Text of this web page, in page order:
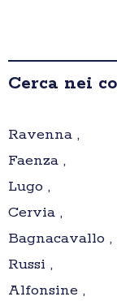
Cerca nei
Ravenna ,
Faenza ,
Lugo ,
Cervia ,
Bagnacavallo ,
Russi ,
Alfonsine ,